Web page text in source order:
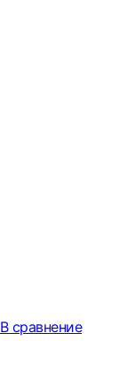
В сравнение